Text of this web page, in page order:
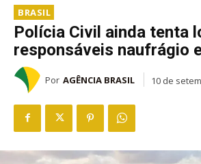
BRASIL
Polícia Civil ainda tenta
responsáveis naufrágio
Por AGÊNCIA BRASIL 10 de